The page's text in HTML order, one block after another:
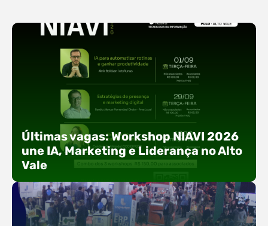
Últimas vagas: Workshop NIAVI 2026
une IA, Marketing e Liderança no Alto
Vale